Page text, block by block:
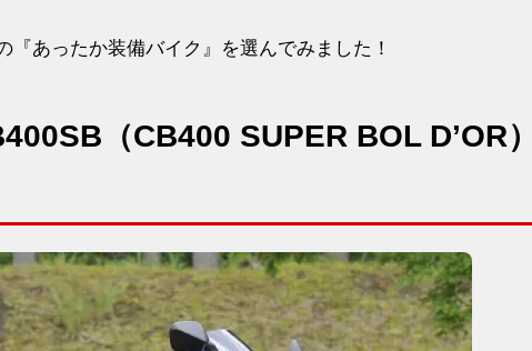
あったか装備バイク』を選んでみました！
（CB400 SUPER BOL D’OR